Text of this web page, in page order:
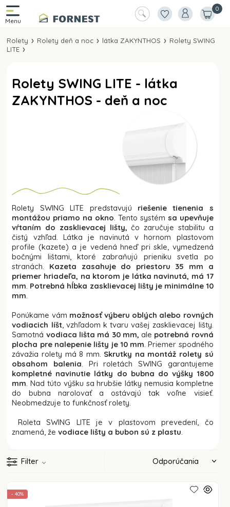
0
Rolety Rolety deň a noc látka ZAKYNTHOS
Rolety SWING
LITE
Rolety SWING LITE - látka
ZAKYNTHOS - deň a noc
Rolety SWING LITE predstavujú riešenie tienenia s
montážou priamo na okno . Tento systém sa upevňuje
vŕtaním do zasklievacej lišty, čo zaručuje stabilitu a
čistý vzhľad. Látka je navinutá v hornom plastovom
profile (kazete) a je vedená hneď pri skle, vymedzená
bočnými lištami, ktoré zabraňujú prieniku svetla po
stranách. Kazeta zasahuje do priestoru 35 mm a
priemer hriadeľa, na ktorom je látka navinutá, má 17
mm Potrebná hĺbka zasklievacej lišty je minimálne 10
mm
Ponúkame vám možnosť výberu oblých alebo rovných
vodiacich líšt, vzhľadom k tvaru vašej zasklievacej lišty.
Samotná vodiaca lišta má 30 mm, ale potrebná rovná
plocha pre nalepenie lišty je 10 mm . Priemer spodného
závažia rolety má 8 mm. Skrutky na montáž rolety sú
obsahom balenia . Pri roletách SWING garantujeme
kompletné navinutie látky do bubna do výšky 1800
mm . Nad túto výšku sa hrubšie látky nemusia kompletne
do bubna narolovať a ostávajú tak voľne visieť.
Neobmedzuje to funkčnosť rolety.
Roleta SWING LITE je v plastovom prevedení, čo
znamená, ževodiace lišty a bubon sú z plastu
Filter
- 40%